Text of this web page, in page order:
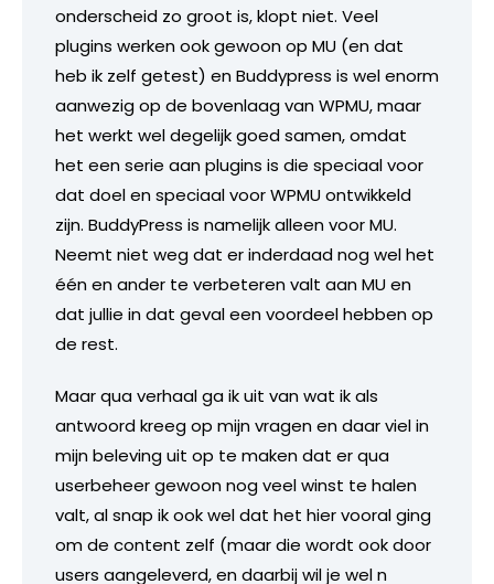
onderscheid zo groot is, klopt niet. Veel
plugins werken ook gewoon op MU (en dat
heb ik zelf getest) en Buddypress is wel enorm
aanwezig op de bovenlaag van WPMU, maar
het werkt wel degelijk goed samen, omdat
het een serie aan plugins is die speciaal voor
dat doel en speciaal voor WPMU ontwikkeld
zijn. BuddyPress is namelijk alleen voor MU.
Neemt niet weg dat er inderdaad nog wel het
één en ander te verbeteren valt aan MU en
dat jullie in dat geval een voordeel hebben op
de rest.
Maar qua verhaal ga ik uit van wat ik als
antwoord kreeg op mijn vragen en daar viel in
mijn beleving uit op te maken dat er qua
userbeheer gewoon nog veel winst te halen
valt, al snap ik ook wel dat het hier vooral ging
om de content zelf (maar die wordt ook door
users aangeleverd, en daarbij wil je wel n